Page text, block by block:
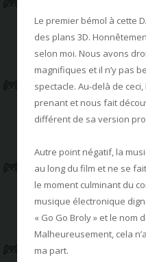
Le premier bémol à cette
des plans 3D.
selon moi. Nous avons
magnifiques et il n’y pas
spectacle. Au-delà de
prenant et nous fait
différent de sa version
Autre point négatif, la
au long du film et ne se
le moment culminant du
musique électronique
« Go Go Broly » et le nom
Malheureusement, cela
ma part.